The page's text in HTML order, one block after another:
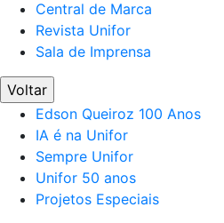
Central de Marca
Revista Unifor
Sala de Imprensa
Voltar
Edson Queiroz 100 Anos
IA é na Unifor
Sempre Unifor
Unifor 50 anos
Projetos Especiais